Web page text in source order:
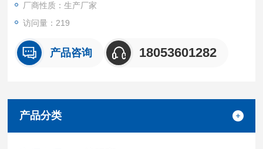
厂商性质：生产厂家
访问量：219
产品咨询 18053601282
产品分类